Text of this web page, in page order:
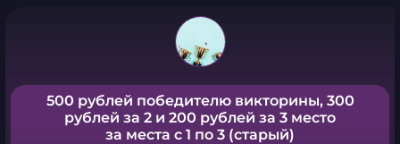
500 рублей победителю викторины, 300
рублей за 2 и 200 рублей за 3 место
за места с 1 по 3 (старый)